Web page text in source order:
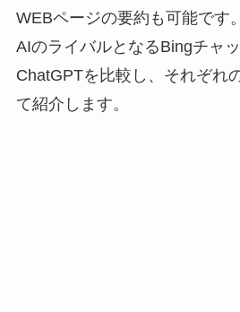
WEBページの要約も可能です
AIのライバルとなるBingチャ
ChatGPTを比較し、それぞれ
て紹介します。